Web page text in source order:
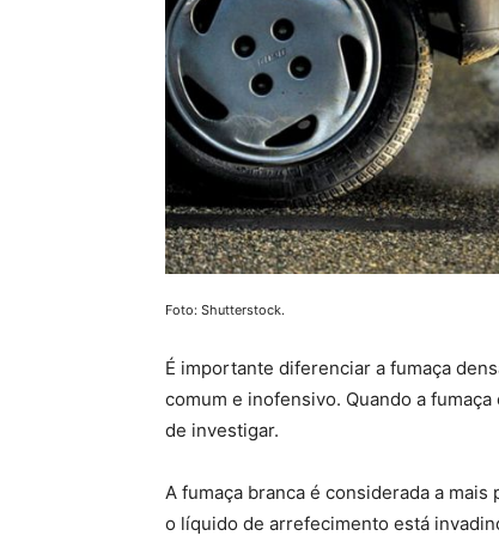
Foto: Shutterstock.
É importante diferenciar a fumaça
comum e inofensivo. Quando a
de investigar.
A fumaça branca é considerada a
o líquido de arrefecimento está